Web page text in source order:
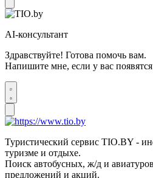
AI-консультант
Здравствуйте! Готова помочь вам.
Напишите мне, если у вас
Туристический сервис TIO.BY -
туризме и отдыхе.
Поиск автобусных, ж/д и
предложений и акций.